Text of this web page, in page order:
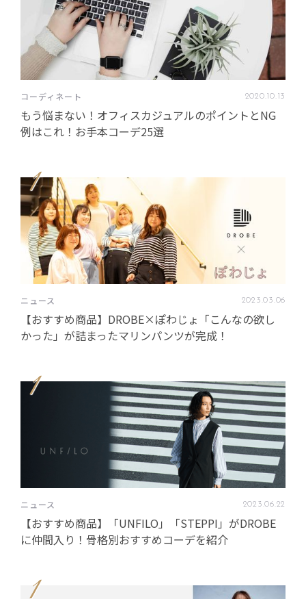
コーディネート 2020.10.13
もう悩まない！オフィスカジュアルのポイントとNG
例はこれ！お手本コーデ25選
1
ニュース 2023 .03 .06
【おすすめ商品】DROBE×ぽわじょ「こんなの欲し
かった」が詰まったマリンパンツが完成！
1
ニュース 2023 .06.22
【おすすめ商品】「UNFILO」「STEPPI」がDROBE
に仲間入り！骨格別おすすめコーデを紹介
1